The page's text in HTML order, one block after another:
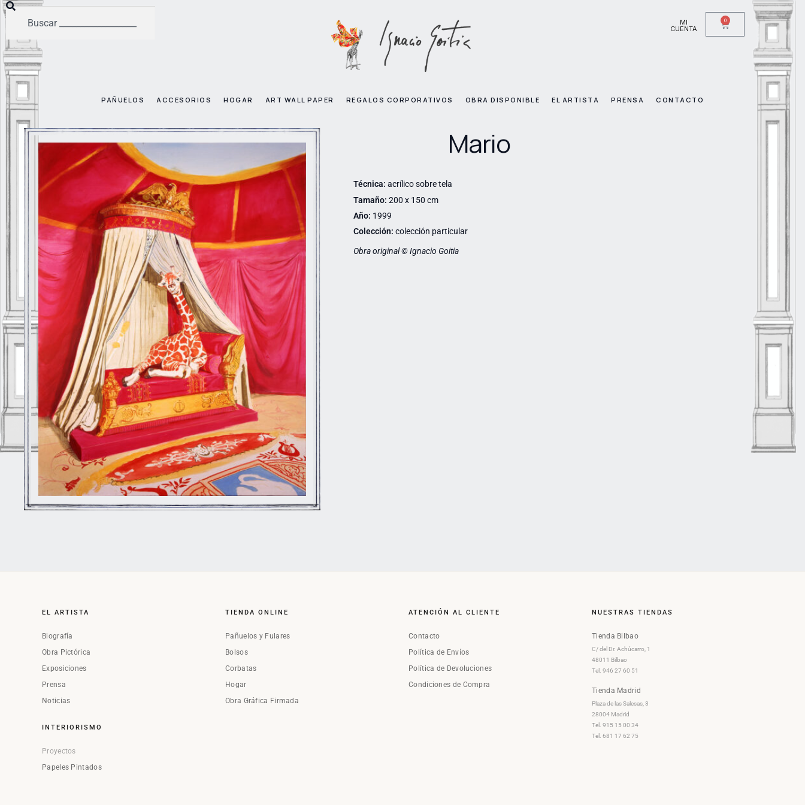
MI
CUENTA
0
PAÑUELOS ACCESORIOS HOGAR ART WALL PAPER REGALOS CORPORATIVOS OBRA DISPONIBLE EL ARTISTA PRENSA CONTACTO
Mario
Técnica: acrílico sobre tela
Tamaño: 200 x 150 cm
Año: 1999
Colección: colección particular
Obra original © Ignacio Goitia
EL ARTISTA
Biografía
Obra Pictórica
Exposiciones
Prensa
Noticias
INTERIORISMO
Proyectos
Papeles Pintados
TIENDA ONLINE
Pañuelos y Fulares
Bolsos
Corbatas
Hogar
Obra Gráfica Firmada
ATENCIÓN AL CLIENTE
Contacto
Política de Envíos
Política de Devoluciones
Condiciones de Compra
NUESTRAS TIENDAS
Tienda Bilbao
C/ del Dr. Achúcarro, 1
48011 Bilbao
Tel. 946 27 60 51
Tienda Madrid
Plaza de las Salesas, 3
28004 Madrid
Tel. 915 15 00 34
Tel. 681 17 62 75